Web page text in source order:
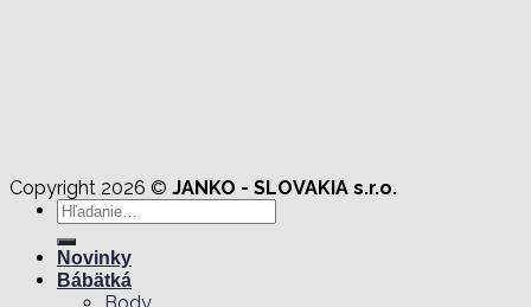
Copyright 2026 © JANKO - SLOVAKIA s.r.o.
Hľadať:
Novinky
Bábätká